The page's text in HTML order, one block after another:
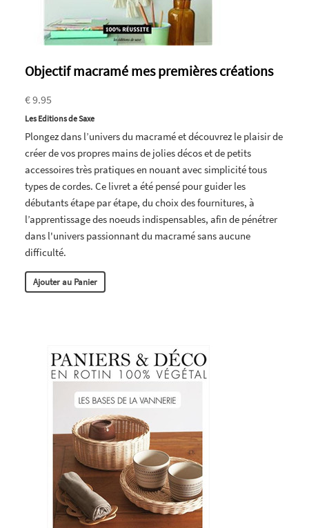
Objectif macramé mes premières créations
€ 9.95
Les Editions de Saxe
Plongez dans l’univers du macramé et découvrez le plaisir de
créer de vos propres mains de jolies décos et de petits
accessoires très pratiques en nouant avec simplicité tous
types de cordes. Ce livret a été pensé pour guider les
débutants étape par étape, du choix des fournitures, à
l’apprentissage des noeuds indispensables, afin de pénétrer
dans l'univers passionnant du macramé sans aucune
difficulté.
Ajouter au Panier